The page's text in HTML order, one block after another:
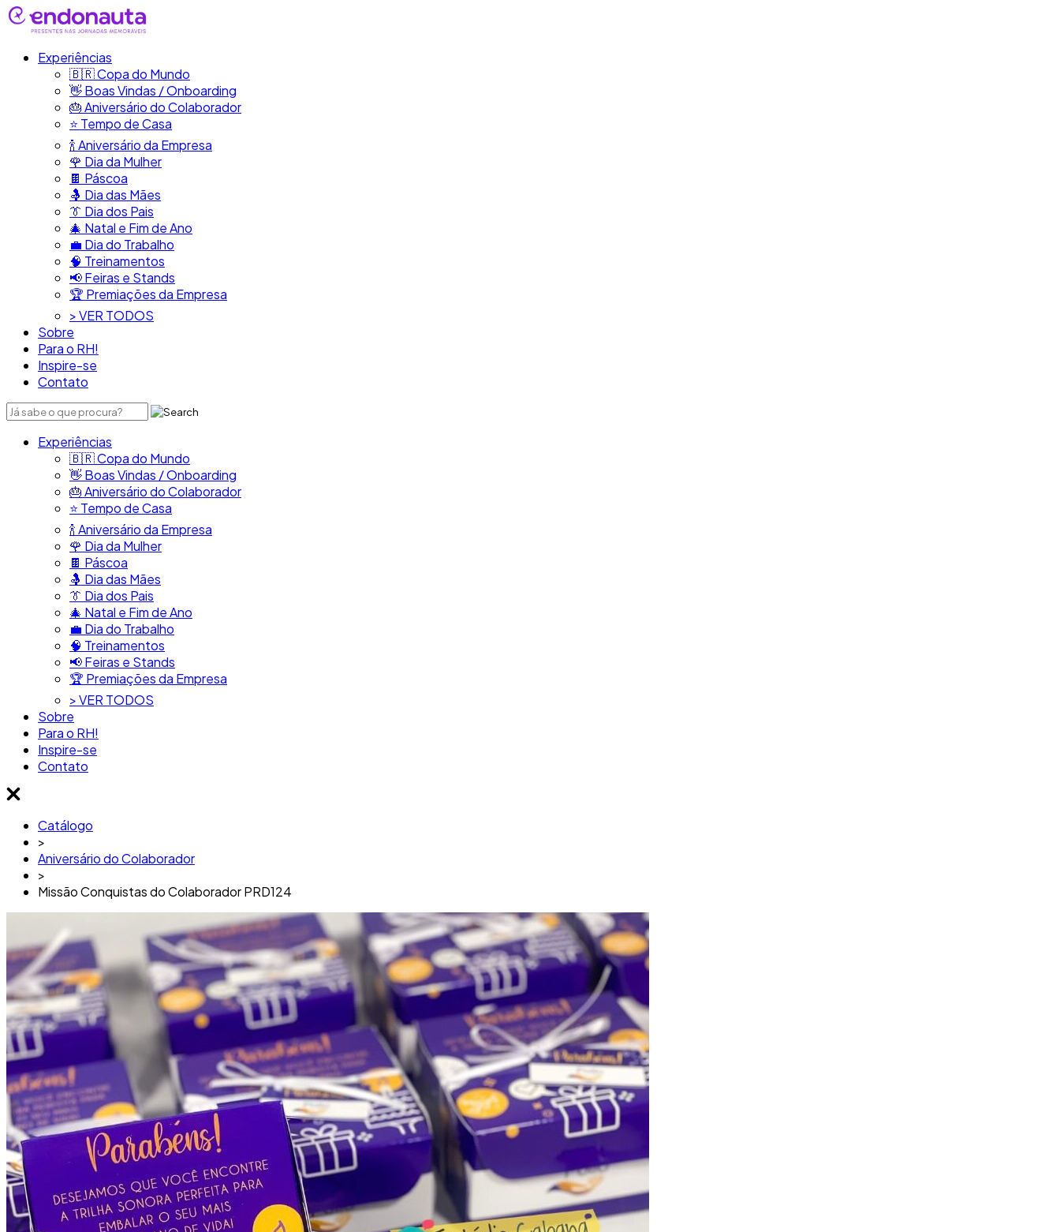
Experiências
🇧🇷​ Copa do Mundo
👋​ Boas Vindas / Onboarding
🎂​ Aniversário do Colaborador
⭐​ Tempo de Casa
​🍾​ Aniversário da Empresa
🌹 Dia da Mulher
🍫​ Páscoa
🤱 Dia das Mães
👔​ Dia dos Pais
🎄 Natal e Fim de Ano
💼​ Dia do Trabalho
🧠​ Treinamentos
📢​ Feiras e Stands
🏆 Premiações da Empresa
> VER TODOS
Sobre
Para o RH!
Inspire-se
Contato
Experiências
🇧🇷​ Copa do Mundo
👋​ Boas Vindas / Onboarding
🎂​ Aniversário do Colaborador
⭐​ Tempo de Casa
​🍾​ Aniversário da Empresa
🌹 Dia da Mulher
🍫​ Páscoa
🤱 Dia das Mães
👔​ Dia dos Pais
🎄 Natal e Fim de Ano
💼​ Dia do Trabalho
🧠​ Treinamentos
📢​ Feiras e Stands
🏆 Premiações da Empresa
> VER TODOS
Sobre
Para o RH!
Inspire-se
Contato
Catálogo
>
Aniversário do Colaborador
>
Missão Conquistas do Colaborador PRD124